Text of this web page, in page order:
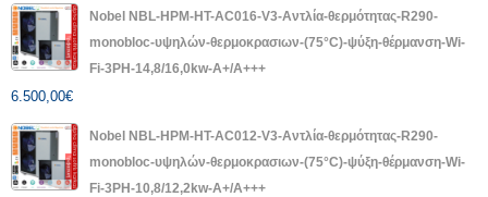
Nobel NBL-HPM-HT-AC016-V3-Αντλία-θερμότητας-R290-
monobloc-υψηλών-θερμοκρασιων-(75°C)-ψύξη-θέρμανση-Wi-
Fi-3PH-14,8/16,0kw-A+/A+++
6.500,00€
Nobel NBL-HPM-HT-AC012-V3-Αντλία-θερμότητας-R290-
monobloc-υψηλών-θερμοκρασιων-(75°C)-ψύξη-θέρμανση-Wi-
Fi-3PH-10,8/12,2kw-A+/A+++